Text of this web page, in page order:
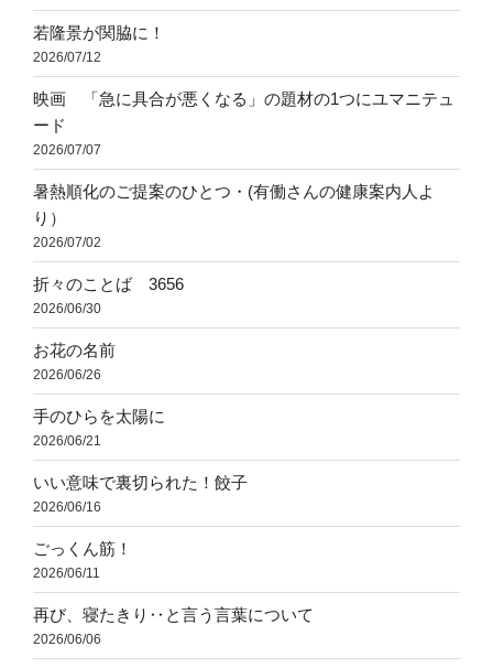
若隆景が関脇に！
2026/07/12
映画 「急に具合が悪くなる」の題材の1つにユマニテュ
ード
2026/07/07
暑熱順化のご提案のひとつ・(有働さんの健康案内人よ
り）
2026/07/02
折々のことば 3656
2026/06/30
お花の名前
2026/06/26
手のひらを太陽に
2026/06/21
いい意味で裏切られた！餃子
2026/06/16
ごっくん筋！
2026/06/11
再び、寝たきり‥と言う言葉について
2026/06/06